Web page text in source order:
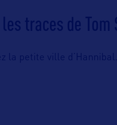
traces de Tom
la petite ville